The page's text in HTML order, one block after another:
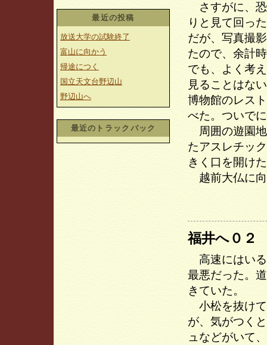
最近の投稿
放送大学の試験終了
富山に向かう
帰途につく
国立天文台野辺山
野辺山へ
最近のトラックバック
さすがに、恐
りと見て回っ
だが、写真撮
たので、余計
でも、よく考
見ることはな
博物館のレス
べた。ついで
周囲の遊園地
たアスレチッ
きく口を開け
越前大仏に
福井へ０２
高速にはいる
最悪だった。
きていた。
小松を抜けて
が、気がつく
ュなどがいて